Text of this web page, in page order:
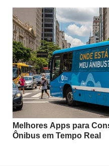
Melhores Apps para
Ônibus em Tempo Real